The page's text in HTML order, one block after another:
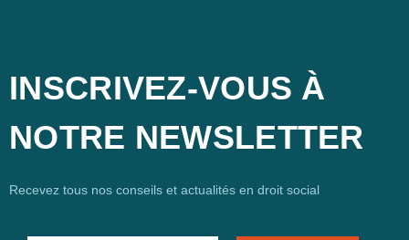
INSCRIVEZ-VOUS À
NOTRE NEWSLETTER
Recevez tous nos conseils et actualités en droit social